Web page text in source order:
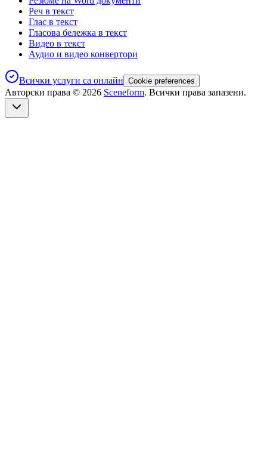
Реч в текст
Глас в текст
Гласова бележка в текст
Видео в текст
Аудио и видео конвертори
Всички услуги са онлайн Cookie preferences
Авторски права © 2026 Sceneform. Всички права запазени.